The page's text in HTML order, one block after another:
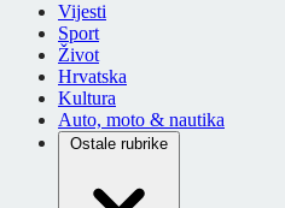
Vijesti
Sport
Život
Hrvatska
Kultura
Auto, moto & nautika
Ostale rubrike